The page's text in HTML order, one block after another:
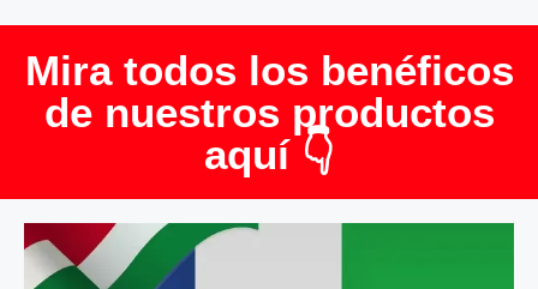
Mira todos los benéficos
de nuestros productos
aquí 👇